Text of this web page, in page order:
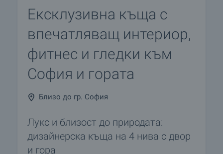
Ексклузивна къща с
впечатляващ интериор,
фитнес и гледки към
София и гората
Близо до гр. София
Лукс и близост до природата:
дизайнерска къща на 4 нива с двор
и гора